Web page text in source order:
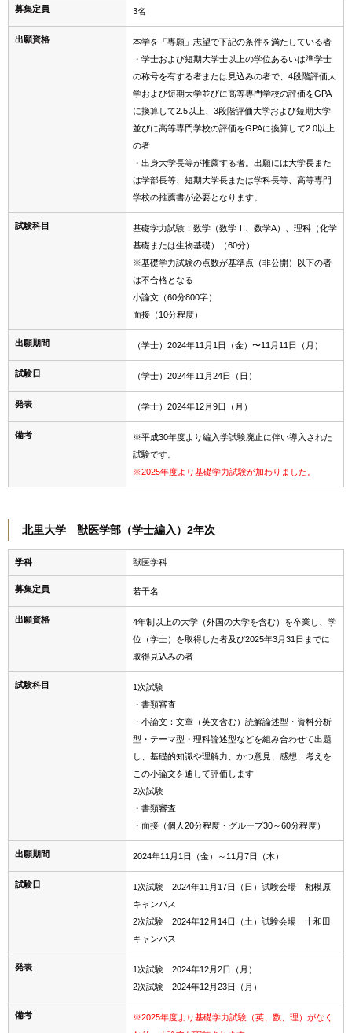
募集定員 3名
出願資格
本学を「専願」志望で下記の条件を満たしている者
・学士および短期大学士以上の学位あるいは準学士
の称号を有する者または見込みの者で、4段階評価大
学および短期大学並びに高等専門学校の評価をGPA
に換算して2.5以上、3段階評価大学および短期大学
並びに高等専門学校の評価をGPAに換算して2.0以上
の者
・出身大学長等が推薦する者。出願には大学長また
は学部長等、短期大学長または学科長等、高等専門
学校の推薦書が必要となります。
試験科目
基礎学力試験：数学（数学Ⅰ、数学A）、理科（化学
基礎または生物基礎）（60分）
※基礎学力試験の点数が基準点（非公開）以下の者
は不合格となる
小論文（60分800字）
面接（10分程度）
出願期間 （学士）2024年11月1日（金）〜11月11日（月）
試験日 （学士）2024年11月24日（日）
発表 （学士）2024年12月9日（月）
備考
※平成30年度より編入学試験廃止に伴い導入された
試験です。
※2025年度より基礎学力試験が加わりました。
北里大学 獣医学部（学士編入）2年次
学科 獣医学科
募集定員 若干名
出願資格
4年制以上の大学（外国の大学を含む）を卒業し、学
位（学士）を取得した者及び2025年3月31日までに
取得見込みの者
試験科目
1次試験
・書類審査
・小論文：文章（英文含む）読解論述型・資料分析
型・テーマ型・理科論述型などを組み合わせて出題
し、基礎的知識や理解力、かつ意見、感想、考えを
この小論文を通して評価します
2次試験
・書類審査
・面接（個人20分程度・グループ30～60分程度）
出願期間 2024年11月1日（金）～11月7日（木）
試験日
1次試験 2024年11月17日（日）試験会場 相模原
キャンパス
2次試験 2024年12月14日（土）試験会場 十和田
キャンパス
発表
1次試験 2024年12月2日（月）
2次試験 2024年12月23日（月）
備考
※2025年度より基礎学力試験（英、数、理）がなく